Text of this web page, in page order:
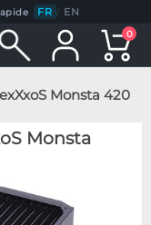
FR / EN
0
Monsta 420
Monsta